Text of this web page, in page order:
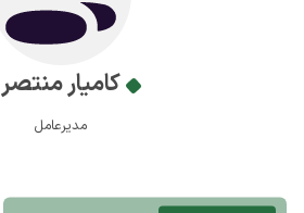
کامیار منتصر
مدیرعامل